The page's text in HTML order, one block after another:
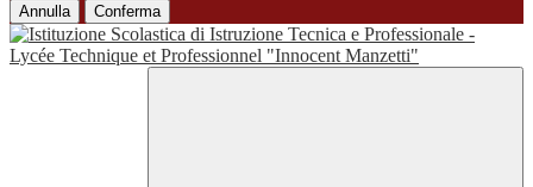
Annulla Conferma